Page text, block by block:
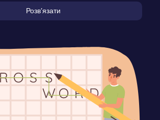
Розвʼязати